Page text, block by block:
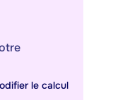
le calcul